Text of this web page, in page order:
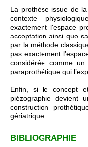
La prothèse issue de
contexte
exactement l'espace
acceptation ainsi que
par la méthode
pas exactement
considérée comme
paraprothétique qui
Enfin, si le concept
piézographie devient
construction
gériatrique.
BIBLIOGRAPHIE